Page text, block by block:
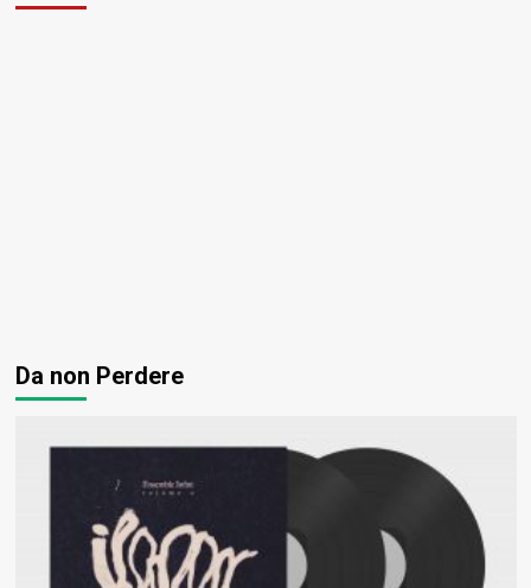
Da non Perdere